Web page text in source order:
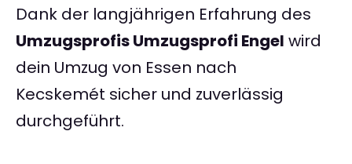
Dank der langjährigen Erfahrung des
Umzugsprofis Umzugsprofi Engel wird
dein Umzug von Essen nach
Kecskemét sicher und zuverlässig
durchgeführt.